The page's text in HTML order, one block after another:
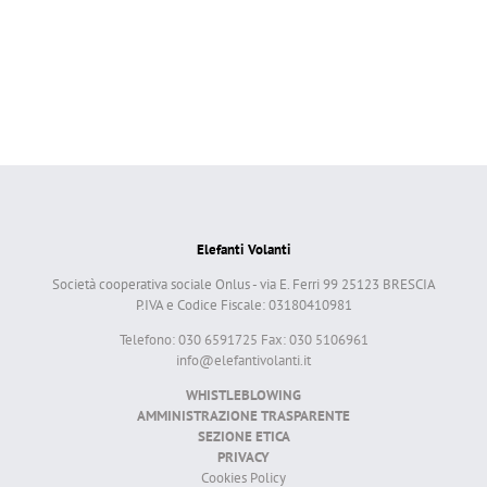
Elefanti Volanti
Società cooperativa sociale Onlus - via E. Ferri 99 25123 BRESCIA
P.IVA e Codice Fiscale: 03180410981
Telefono: 030 6591725 Fax: 030 5106961
info@elefantivolanti.it
WHISTLEBLOWING
AMMINISTRAZIONE TRASPARENTE
SEZIONE ETICA
PRIVACY
Cookies Policy